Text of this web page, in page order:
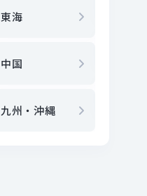
東海
中国
九州・沖縄